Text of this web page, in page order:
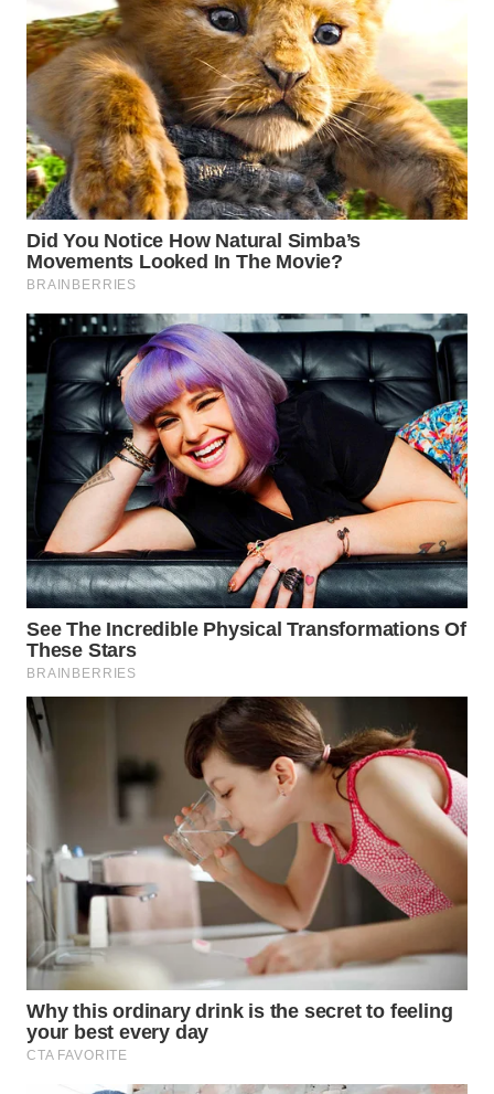
WN
TAPANULI
SELATAN
WN
TANJUNG
LESUNG
WN
KARO
WN
SIMALUNGUN
WN
LABUHANBATU
WN
TAPANULI
TENGAH
WN DELI
SERDANG
WN
TEBING
TINGGI
WN
KARAWANG
WN
BEKASI
WN
BOGOR